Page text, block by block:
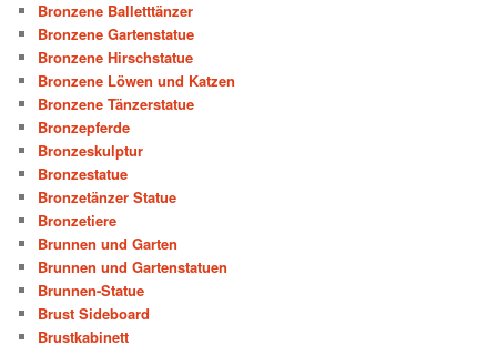
Bronzene Balletttänzer
Bronzene Gartenstatue
Bronzene Hirschstatue
Bronzene Löwen und Katzen
Bronzene Tänzerstatue
Bronzepferde
Bronzeskulptur
Bronzestatue
Bronzetänzer Statue
Bronzetiere
Brunnen und Garten
Brunnen und Gartenstatuen
Brunnen-Statue
Brust Sideboard
Brustkabinett